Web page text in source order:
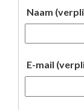
Naam
E-mail